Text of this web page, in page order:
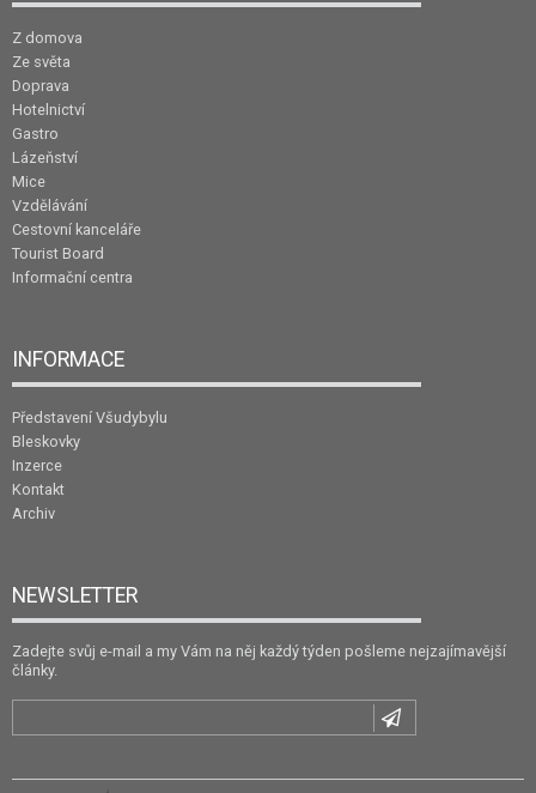
Z domova
Ze světa
Doprava
Hotelnictví
Gastro
Lázeňství
Mice
Vzdělávání
Cestovní kanceláře
Tourist Board
Informační centra
INFORMACE
Představení Všudybylu
Bleskovky
Inzerce
Kontakt
Archiv
NEWSLETTER
Zadejte svůj e-mail a my Vám na něj každý týden pošleme nejzajímavější
články.